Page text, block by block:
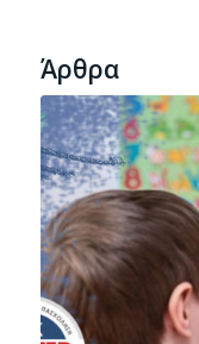
Άρθρα